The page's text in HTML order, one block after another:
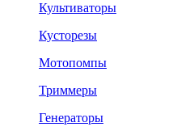
Культиваторы
Кусторезы
Мотопомпы
Триммеры
Генераторы